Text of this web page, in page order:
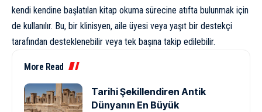
kendi kendine başlatılan kitap okuma sürecine atıfta bulunmak için
de kullanılır. Bu, bir klinisyen, aile üyesi veya yaşıt bir destekçi
tarafından desteklenebilir veya tek başına takip edilebilir.
More Read
Tarihi Şekillendiren Antik
Dünyanın En Büyük